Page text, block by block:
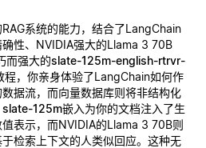
系统的能力，结合了LangChain
性、NVIDIA强大的Llama 3 70B
而强大的slate-125m-english-rtrvr-
程，你亲身体验了LangChain如何作
据流，而向量数据库则将非结构化
slate-125m嵌入为你的文档注入了生
表示，而NVIDIA的Llama 3 70B则
检索上下文的人类似回应。这种无